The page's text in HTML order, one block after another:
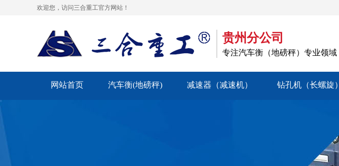
欢迎您，访问三合重工官方网站！
贵州分公司
专注汽车衡（地磅秤）专业领域
网站首页 汽车衡(地磅秤) 减速器（减速机） 钻孔机（长螺旋）